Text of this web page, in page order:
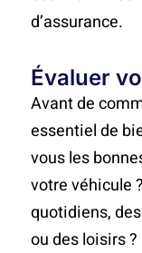
d’assurance.
Évaluer
Avant de
essentiel de
vous les
votre véhicule
quotidiens,
ou des loisirs